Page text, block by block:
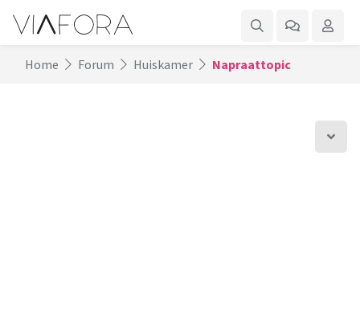
Home Forum Huiskamer Napraattopic